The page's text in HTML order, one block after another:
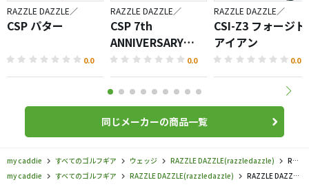
RAZZLE DAZZLE／
CSP パター
0.0
RAZZLE DAZZLE／
CSP 7th
ANNIVERSARY
BLACK Limited
Edition パター
0.0
RAZZLE DAZZLE／
CSI-Z3 フォージド
アイアン
0.0
同じメーカーの商品一覧
my caddie すべてのゴルフギア ウェッジ RAZZLE DAZZLE(razzledazzle)
RAZZLE DAZZLE／／CS-05W.v ウェッジの口コミ評価
my caddie
すべてのゴルフギア RAZZLE DAZZLE(razzledazzle) RAZZLE DAZZLE／／CS-05W.v ウェッジの口コミ評価